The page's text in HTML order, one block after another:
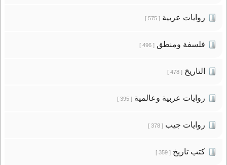
روايات عربية[ 575 ]
فلسفة ومنطق[ 496 ]
التاريخ[ 478 ]
روايات عربية وعالمية[ 395 ]
روايات جيب[ 378 ]
كتب تاريخ[ 359 ]